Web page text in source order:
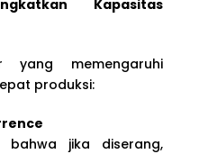
Kapasitas
memengaruhi
produksi:
bahwa jika diserang,